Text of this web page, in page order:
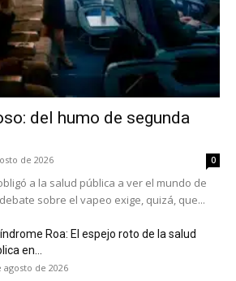
del humo de segunda
de 2026 0
a la salud pública a ver el mundo de
sobre el vapeo exige, quizá, que...
Roa: El espejo roto de la salud
en...
agosto de 2026